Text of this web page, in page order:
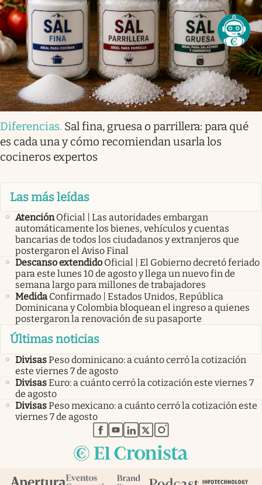
Diferencias. Sal fina, gruesa o parrillera: para qué
es cada una y cómo recomiendan usarla los
cocineros expertos
Las más leídas
Atención Oficial | Las autoridades embargan
automáticamente los bienes, vehículos y cuentas
bancarias de todos los ciudadanos y extranjeros que
postergaron el Aviso Final
Descanso extendido Oficial | El Gobierno decretó feriado
para este lunes 10 de agosto y llega un nuevo fin de
semana largo para millones de trabajadores
Medida Confirmado | Estados Unidos, República
Dominicana y Colombia bloquean el ingreso a quienes
postergaron la renovación de su pasaporte
Últimas noticias
DivisasPeso dominicano: a cuánto cerró la cotización
este viernes 7 de agosto
DivisasEuro: a cuánto cerró la cotización este viernes 7
de agosto
DivisasPeso mexicano: a cuánto cerró la cotización este
viernes 7 de agosto
abre en nueva pestaña
abre en nueva pestaña
abre en nueva pestaña
abre en nueva pestaña
abre en nueva pestaña